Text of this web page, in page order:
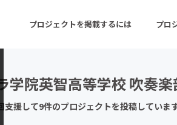
プロジェクトを掲載するには プロ
ーン 注目の新着プロジェクト
学院英智高等学校 吹奏
支援して9件のプロジェクトを投稿していま